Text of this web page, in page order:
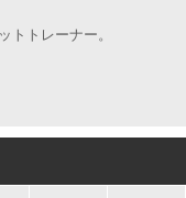
トトレーナー。